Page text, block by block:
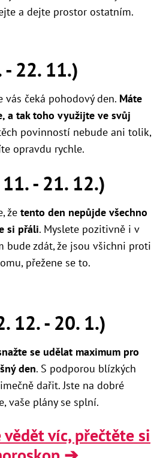
a dejte prostor ostatním.
22. 11.)
vás čeká pohodový den. Máte
a tak toho využijte ve svůj
povinností nebude ani tolik,
opravdu rychle.
- 21. 12.)
že tento den nepůjde všechno
si přáli. Myslete pozitivně i v
bude zdát, že jsou všichni proti
přežene se to.
12. - 20. 1.)
se udělat maximum pro
den. S podporou blízkých
dařit. Jste na dobré
vaše plány se splní.
vědět víc, přečtěte si